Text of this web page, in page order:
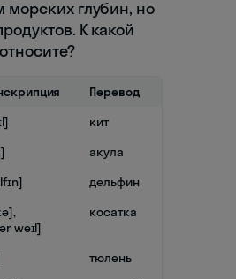
морских глубин, но
К какой
Перевод
кит
акула
дельфин
weɪl]
косатка
тюлень